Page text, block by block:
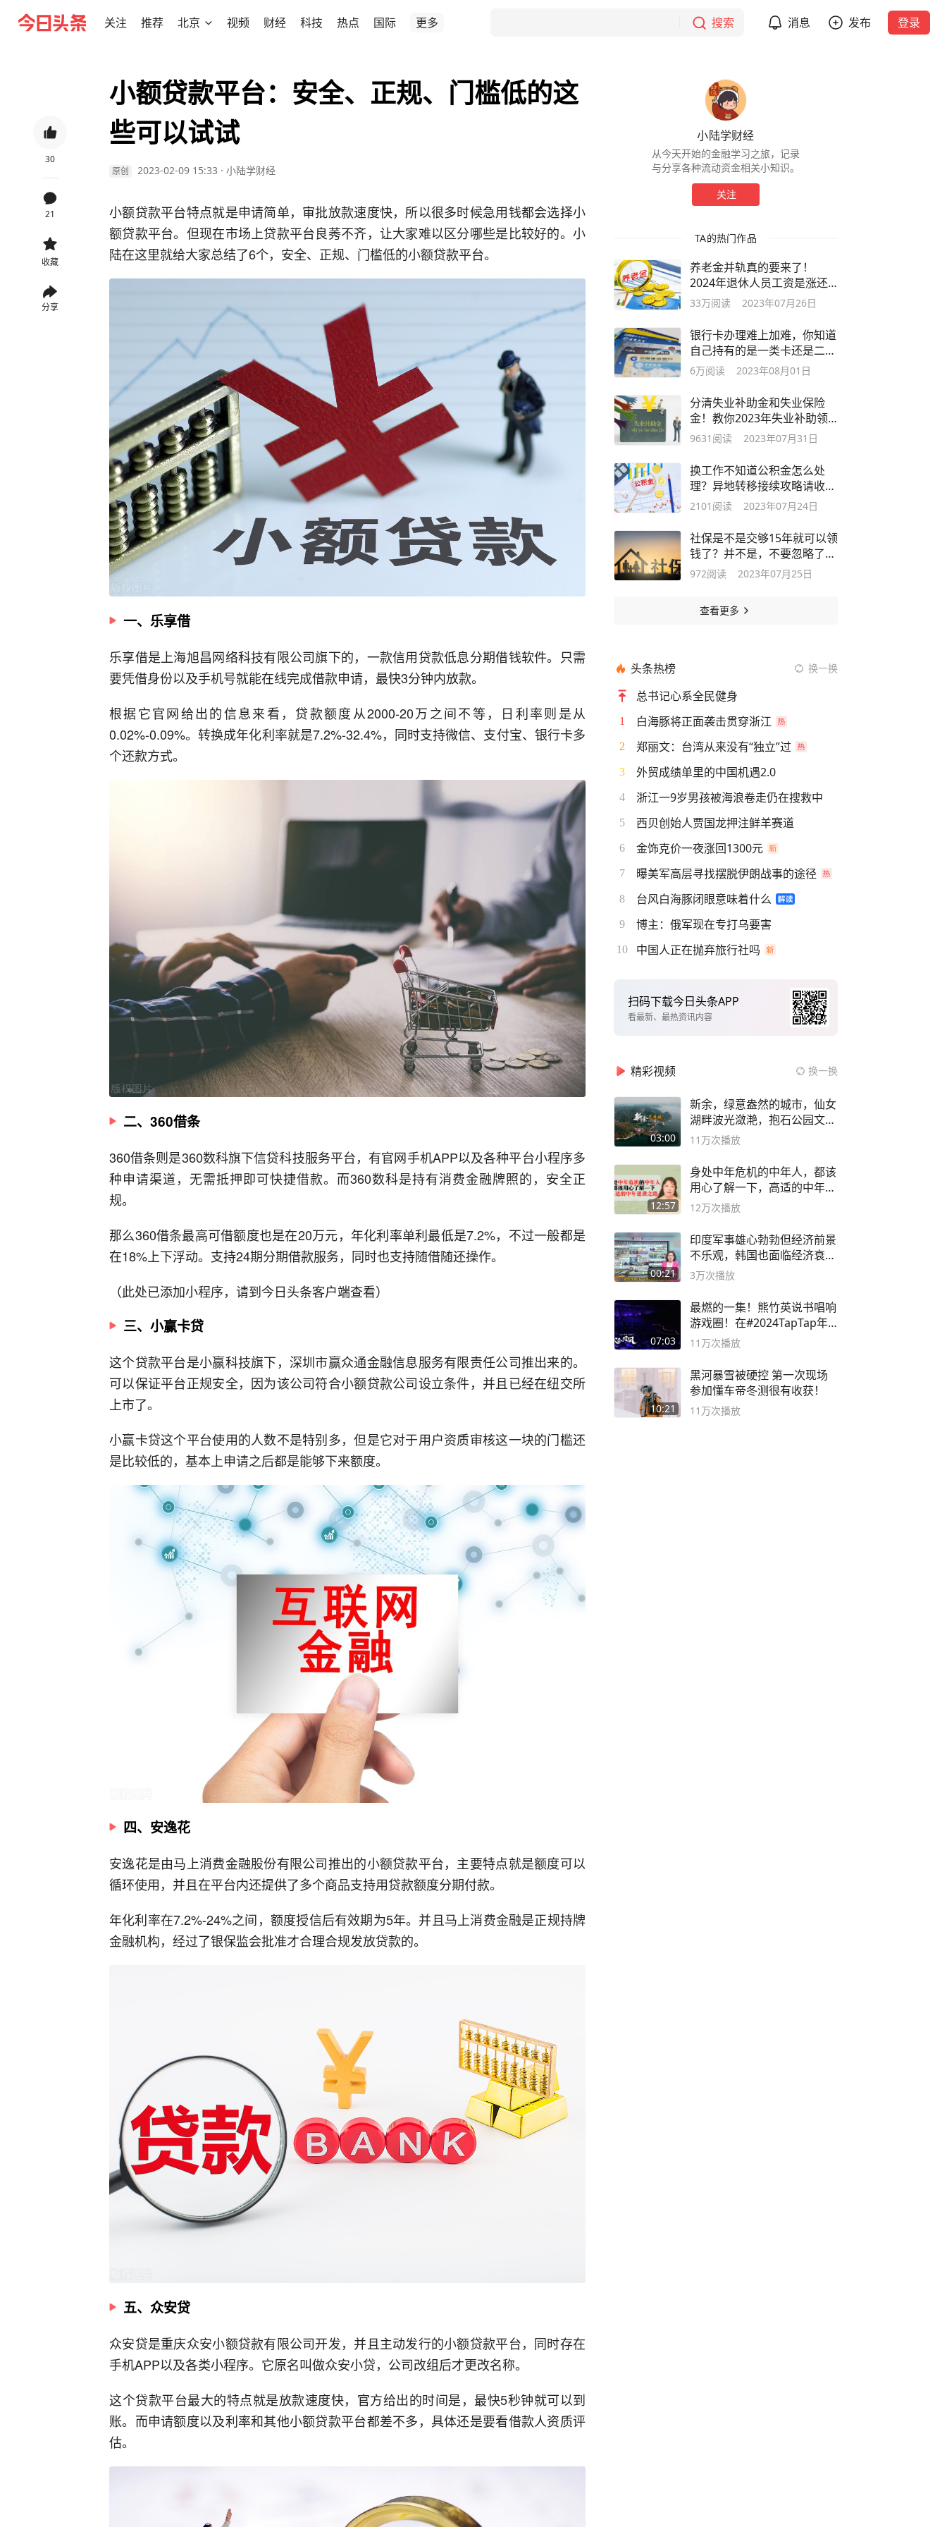
关注 推荐 北京 视频 财经 科技 热点 国际 更多 搜索 消息 发布 登录
30
21
收藏
分享
小额贷款平台：安全、正规、门槛低的这
些可以试试
原创 2023-02-09 15:33 · 小陆学财经
小额贷款平台特点就是申请简单，审批放款速度快，所以很多时候急用钱都会选择小
额贷款平台。但现在市场上贷款平台良莠不齐，让大家难以区分哪些是比较好的。小
陆在这里就给大家总结了6个，安全、正规、门槛低的小额贷款平台。
一、乐享借
乐享借是上海旭昌网络科技有限公司旗下的，一款信用贷款低息分期借钱软件。只需
要凭借身份以及手机号就能在线完成借款申请，最快3分钟内放款。
根据它官网给出的信息来看，贷款额度从2000-20万之间不等，日利率则是从
0.02%-0.09%。转换成年化利率就是7.2%-32.4%，同时支持微信、支付宝、银行卡多
个还款方式。
二、360借条
360借条则是360数科旗下信贷科技服务平台，有官网手机APP以及各种平台小程序多
种申请渠道，无需抵押即可快捷借款。而360数科是持有消费金融牌照的，安全正
规。
那么360借条最高可借额度也是在20万元，年化利率单利最低是7.2%，不过一般都是
在18%上下浮动。支持24期分期借款服务，同时也支持随借随还操作。
（此处已添加小程序，请到今日头条客户端查看）
三、小赢卡贷
这个贷款平台是小赢科技旗下，深圳市赢众通金融信息服务有限责任公司推出来的。
可以保证平台正规安全，因为该公司符合小额贷款公司设立条件，并且已经在纽交所
上市了。
小赢卡贷这个平台使用的人数不是特别多，但是它对于用户资质审核这一块的门槛还
是比较低的，基本上申请之后都是能够下来额度。
四、安逸花
安逸花是由马上消费金融股份有限公司推出的小额贷款平台，主要特点就是额度可以
循环使用，并且在平台内还提供了多个商品支持用贷款额度分期付款。
年化利率在7.2%-24%之间，额度授信后有效期为5年。并且马上消费金融是正规持牌
金融机构，经过了银保监会批准才合理合规发放贷款的。
五、众安贷
众安贷是重庆众安小额贷款有限公司开发，并且主动发行的小额贷款平台，同时存在
手机APP以及各类小程序。它原名叫做众安小贷，公司改组后才更改名称。
这个贷款平台最大的特点就是放款速度快，官方给出的时间是，最快5秒钟就可以到
账。而申请额度以及利率和其他小额贷款平台都差不多，具体还是要看借款人资质评
估。
小陆学财经
从今天开始的金融学习之旅，记录
与分享各种流动资金相关小知识。
关注
TA的热门作品
养老金并轨真的要来了！
2024年退休人员工资是涨还
是跌？
33万阅读 2023年07月26日
银行卡办理难上加难，你知道
自己持有的是一类卡还是二类
卡吗？
6万阅读 2023年08月01日
分清失业补助金和失业保险
金！教你2023年失业补助领
取的正确姿势
9631 阅读 2023年07月31日
换工作不知道公积金怎么处
理？异地转移接续攻略请收
下！
2101 阅读 2023年07月24日
社保是不是交够15年就可以领
钱了？并不是，不要忽略了这
个条件
972阅读 2023年07月25日
查看更多
头条热榜 换一换
总书记心系全民健身
1 白海豚将正面袭击贯穿浙江
2 郑丽文：台湾从来没有“独立”过
3 外贸成绩单里的中国机遇2.0
4 浙江一9岁男孩被海浪卷走仍在搜救中
5 西贝创始人贾国龙押注鲜羊赛道
6 金饰克价一夜涨回1300元
7 曝美军高层寻找摆脱伊朗战事的途径
8 台风白海豚闭眼意味着什么
9 博主：俄军现在专打乌要害
10 中国人正在抛弃旅行社吗
扫码下载今日头条APP
看最新、最热资讯内容
精彩视频 换一换
03:00
新余，绿意盎然的城市，仙女
湖畔波光潋滟，抱石公园文化
深邃……
11万次播放
12:57
身处中年危机的中年人，都该
用心了解一下，高适的中年逆
袭之路
12万次播放
00:21
印度军事雄心勃勃但经济前景
不乐观，韩国也面临经济衰退
风险
3万次播放
07:03
最燃的一集！熊竹英说书唱响
游戏圈！在#2024TapTap年
度游戏大赏
11万次播放
10:21
黑河暴雪被硬控 第一次现场
参加懂车帝冬测很有收获！
11万次播放